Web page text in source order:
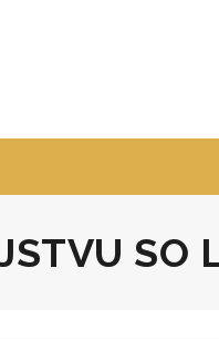
SO